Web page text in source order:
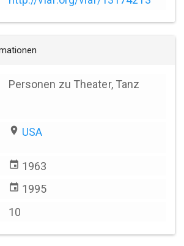
Personen zu Theater, Tanz
place USA
event 1963
event 1995
10